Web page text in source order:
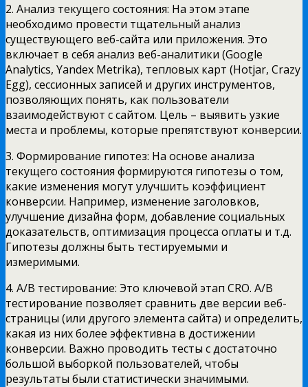
2. Анализ текущего состояния: На этом этапе
необходимо провести тщательный анализ
существующего веб-сайта или приложения. Это
включает в себя анализ веб-аналитики (Google
Analytics, Yandex Metrika), тепловых карт (Hotjar, Crazy
Egg), сессионных записей и других инструментов,
позволяющих понять, как пользователи
взаимодействуют с сайтом. Цель – выявить узкие
места и проблемы, которые препятствуют конверсии.
3. Формирование гипотез: На основе анализа
текущего состояния формируются гипотезы о том,
какие изменения могут улучшить коэффициент
конверсии. Например, изменение заголовков,
улучшение дизайна форм, добавление социальных
доказательств, оптимизация процесса оплаты и т.д.
Гипотезы должны быть тестируемыми и
измеримыми.
4. A/B тестирование: Это ключевой этап CRO. A/B
тестирование позволяет сравнить две версии веб-
страницы (или другого элемента сайта) и определить,
какая из них более эффективна в достижении
конверсии. Важно проводить тесты с достаточно
большой выборкой пользователей, чтобы
результаты были статистически значимыми.